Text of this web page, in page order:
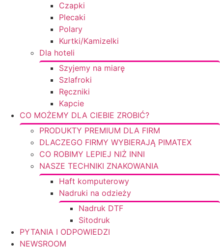
Czapki
Plecaki
Polary
Kurtki/Kamizelki
Dla hoteli
Szyjemy na miarę
Szlafroki
Ręczniki
Kapcie
CO MOŻEMY DLA CIEBIE ZROBIĆ?
PRODUKTY PREMIUM DLA FIRM
DLACZEGO FIRMY WYBIERAJĄ PIMATEX
CO ROBIMY LEPIEJ NIŻ INNI
NASZE TECHNIKI ZNAKOWANIA
Haft komputerowy
Nadruki na odzieży
Nadruk DTF
Sitodruk
PYTANIA I ODPOWIEDZI
NEWSROOM